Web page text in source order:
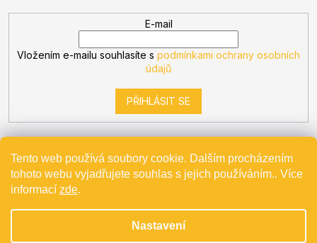
Tento web používá soubory cookie. Dalším procházením
tohoto webu vyjadřujete souhlas s jejich používáním.. Více
informací zde.
Nastavení
E-mail
Vložením e-mailu souhlasíte s podmínkami ochrany osobních
údajů
PŘIHLÁSIT SE
Bevande. Všechna práva vyhrazena.